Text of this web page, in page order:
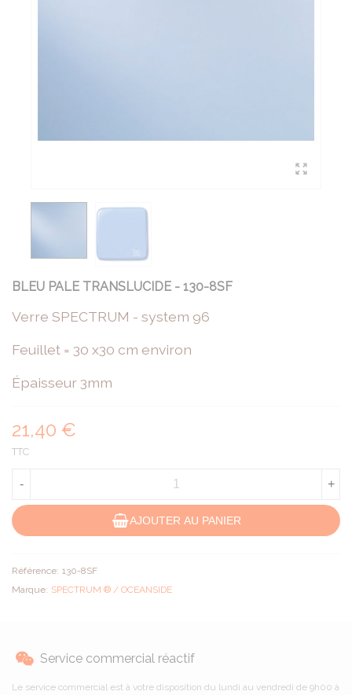
BLEU PALE TRANSLUCIDE - 130-8SF
Verre SPECTRUM - system 96
Feuillet = 30 x30 cm environ
Épaisseur 3mm
21,40 €
TTC
- +
AJOUTER AU PANIER
Référence: 130-8SF
Marque: SPECTRUM ® / OCEANSIDE
Service commercial réactif
Le service commercial est à votre disposition du lundi au vendredi de 9h00 à